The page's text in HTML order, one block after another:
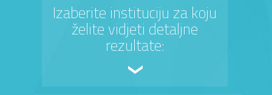
Izaberite instituciju za koju
želite vidjeti detaljne
rezultate: